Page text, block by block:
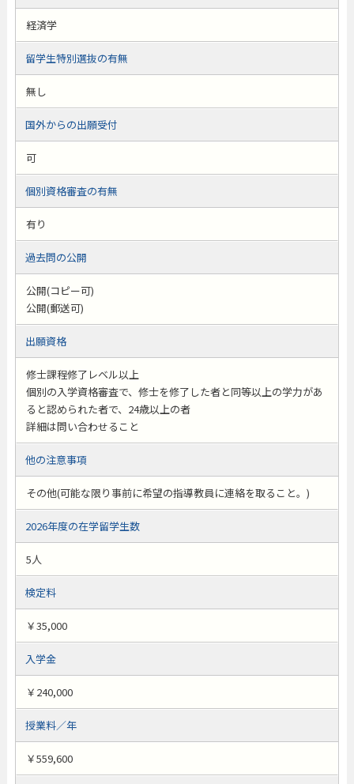
経済学
留学生特別選抜の有無
無し
国外からの出願受付
可
個別資格審査の有無
有り
過去問の公開
公開(コピー可)
公開(郵送可)
出願資格
修士課程修了レベル以上
個別の入学資格審査で、修士を修了した者と同等以上の学力があ
ると認められた者で、24歳以上の者
詳細は問い合わせること
他の注意事項
その他(可能な限り事前に希望の指導教員に連絡を取ること。)
2026年度の在学留学生数
5人
検定料
￥35,000
入学金
￥240,000
授業料／年
￥559,600